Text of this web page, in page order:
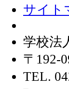
サイト
学校法
〒192-
TEL.